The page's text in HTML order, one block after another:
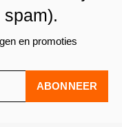
en promoties
ABONNEER